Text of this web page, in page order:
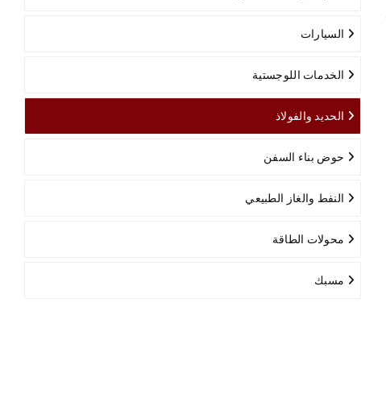
السيارات
الخدمات اللوجستية
الحديد والفولاذ
حوض بناء السفن
النفط والغاز الطبيعي
محولات الطاقة
مسبك